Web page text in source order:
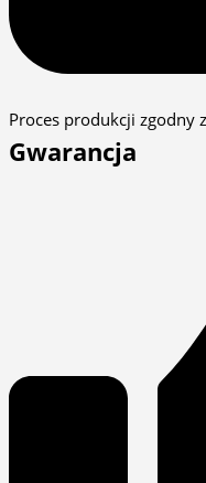
Proces produkcji zgodny
Gwarancja